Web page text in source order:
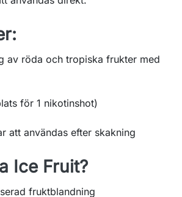
av röda och tropiska frukter med
för 1 nikotinshot)
att användas efter skakning
Ice Fruit?
fruktblandning